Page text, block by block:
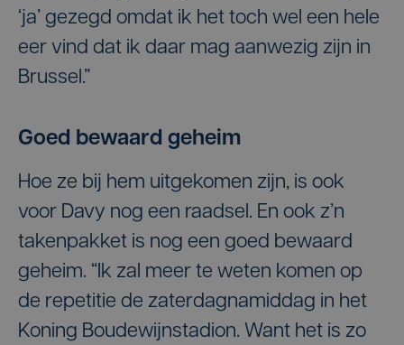
‘ja’ gezegd omdat ik het toch wel een hele
eer vind dat ik daar mag aanwezig zijn in
Brussel.”
Goed bewaard geheim
Hoe ze bij hem uitgekomen zijn, is ook
voor Davy nog een raadsel. En ook z’n
takenpakket is nog een goed bewaard
geheim. “Ik zal meer te weten komen op
de repetitie de zaterdagnamiddag in het
Koning Boudewijnstadion. Want het is zo